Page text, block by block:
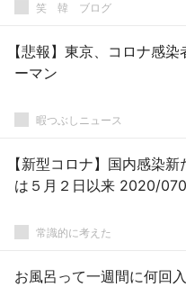
笑 韓 ブログ
【悲報】東京、コロナ感
ーマン
暇つぶしニュース
【新型コロナ】国内感染
は５月２日以来 2020/
常識的に考えた
お風呂って一週間に何回